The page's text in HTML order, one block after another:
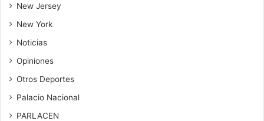
New Jersey
New York
Noticias
Opiniones
Otros Deportes
Palacio Nacional
PARLACEN